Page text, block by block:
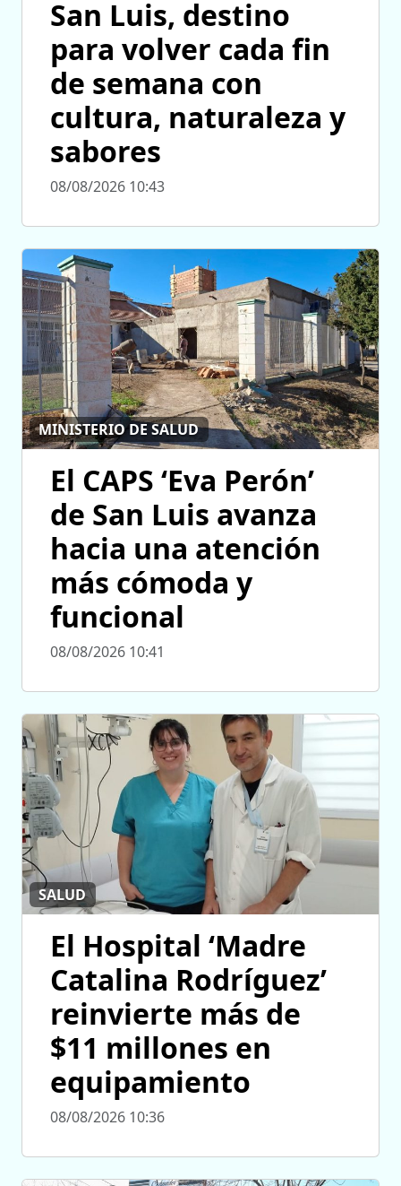
San Luis, destino
para volver cada fin
de semana con
cultura, naturaleza y
sabores
08/08/2026 10:43
MINISTERIO DE SALUD
El CAPS ‘Eva Perón’
de San Luis avanza
hacia una atención
más cómoda y
funcional
08/08/2026 10:41
SALUD
El Hospital ‘Madre
Catalina Rodríguez’
reinvierte más de
$11 millones en
equipamiento
08/08/2026 10:36